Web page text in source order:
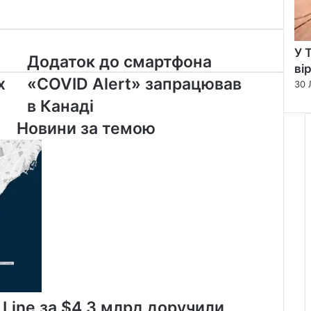
Додаток
до
смартфона
«COVID
Alert»
запрацював
в
Канаді
Додаток до смартфона
«COVID Alert» запрацював
в Канаді
Новини за темою
У
30